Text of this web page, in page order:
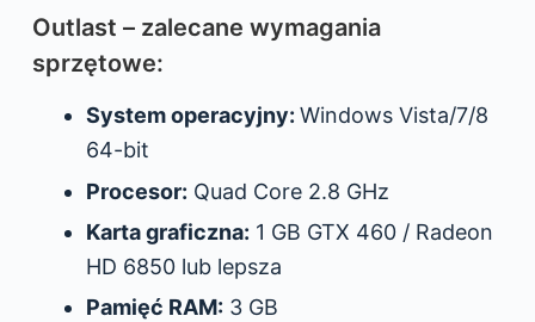
Outlast – zalecane wymagania
sprzętowe:
System operacyjny: Windows Vista/7/8
64-bit
Procesor: Quad Core 2.8 GHz
Karta graficzna: 1 GB GTX 460 / Radeon
HD 6850 lub lepsza
Pamięć RAM: 3 GB